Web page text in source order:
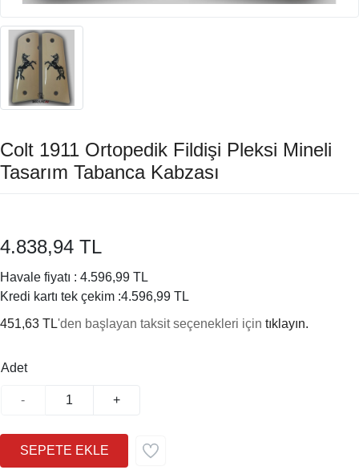
Colt 1911 Ortopedik Fildişi Pleksi Mineli
Tasarım Tabanca Kabzası
4.838,94 TL
Havale fiyatı : 4.596,99 TL
Kredi kartı tek çekim :4.596,99 TL
451,63 TL'den başlayan taksit seçenekleri için tıklayın.
Adet
- +